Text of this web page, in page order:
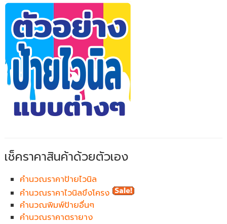
เช็คราคาสินค้าด้วยตัวเอง
คำนวณราคาป้ายไวนิล
คำนวณราคาไวนิลขึงโครง
คำนวณพิมพ์ป้ายอื่นๆ
คำนวณราคาตรายาง